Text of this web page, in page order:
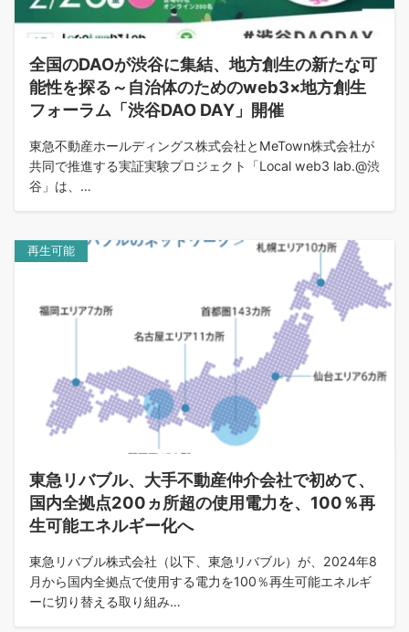
全国のDAOが渋谷に集結、地方創生の新たな可
能性を探る～自治体のためのweb3×地方創生
フォーラム「渋谷DAO DAY」開催
東急不動産ホールディングス株式会社とMeTown株式会社が
共同で推進する実証実験プロジェクト「Local web3 lab.@渋
谷」は、…
再生可能
東急リバブル、大手不動産仲介会社で初めて、
国内全拠点200ヵ所超の使用電力を、100％再
生可能エネルギー化へ
東急リバブル株式会社（以下、東急リバブル）が、2024年8
月から国内全拠点で使用する電力を100％再生可能エネルギ
ーに切り替える取り組み…